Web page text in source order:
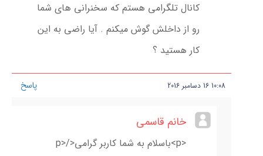
کانال تلگرامی هستم که سخنرانی های شما
رو از داخلش گوش میکنم . آیا راضی به این
کار هستید ؟
پاسخ 10:08
16 دسامبر 2016
خانم قاسمی
<p>باسلام به شما کاربر گرامی</p>